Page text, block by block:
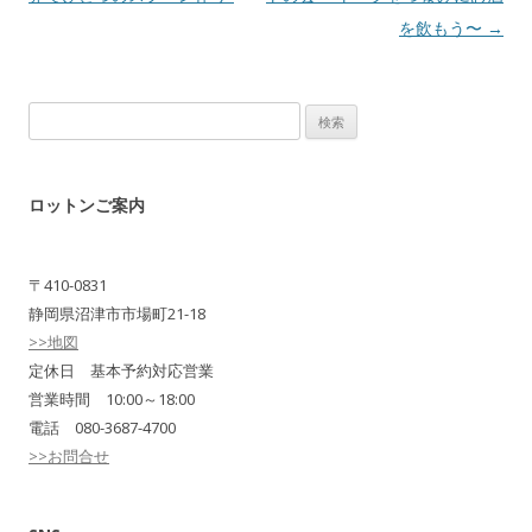
を飲もう〜 →
索:
ロットンご案内
〒410-0831
静岡県沼津市市場町21-18
>>地図
定休日 基本予約対応営業
営業時間 10:00～18:00
電話 080-3687-4700
>>お問合せ